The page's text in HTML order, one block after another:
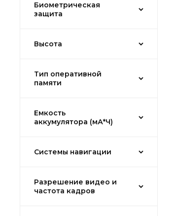
Биометрическая
защита
Высота
Тип оперативной
памяти
Емкость
аккумулятора (мА*Ч)
Системы навигации
Разрешение видео и
частота кадров